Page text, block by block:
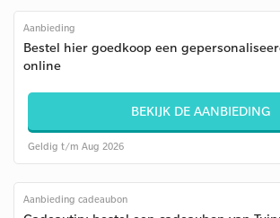
Aanbieding
Bestel hier goedkoop een
online
BEKIJK DE AANBIEDING
Geldig t/m Aug 2026
Aanbieding cadeaubon